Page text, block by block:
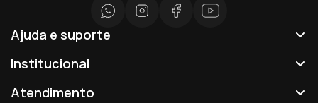
Ajuda e suporte
Institucional
Atendimento